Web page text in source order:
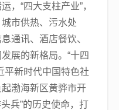
，“四大支柱产业”，
市供热、污水处
通讯、酒店餐饮、
展的新格局。“十四
平新时代中国特色社
渤海新区黄骅市开
兵”的历史使命，打